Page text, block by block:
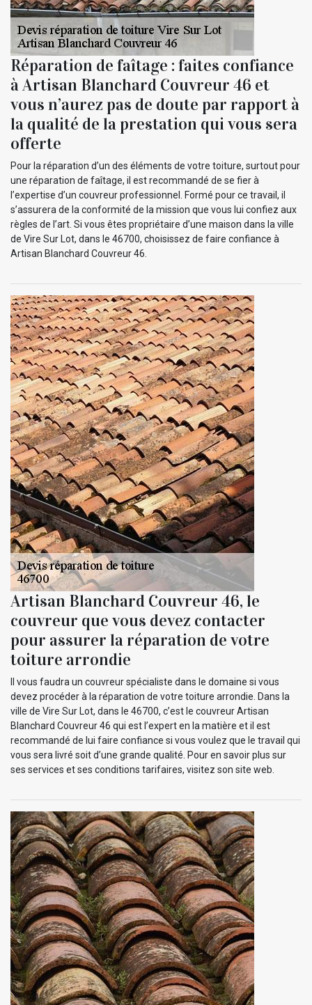
Réparation de faîtage : faites confiance
à Artisan Blanchard Couvreur 46 et
vous n’aurez pas de doute par rapport à
la qualité de la prestation qui vous sera
offerte
Pour la réparation d’un des éléments de votre toiture, surtout pour
une réparation de faîtage, il est recommandé de se fier à
l’expertise d’un couvreur professionnel. Formé pour ce travail, il
s’assurera de la conformité de la mission que vous lui confiez aux
règles de l’art. Si vous êtes propriétaire d’une maison dans la ville
de Vire Sur Lot, dans le 46700, choisissez de faire confiance à
Artisan Blanchard Couvreur 46.
Artisan Blanchard Couvreur 46, le
couvreur que vous devez contacter
pour assurer la réparation de votre
toiture arrondie
Il vous faudra un couvreur spécialiste dans le domaine si vous
devez procéder à la réparation de votre toiture arrondie. Dans la
ville de Vire Sur Lot, dans le 46700, c’est le couvreur Artisan
Blanchard Couvreur 46 qui est l’expert en la matière et il est
recommandé de lui faire confiance si vous voulez que le travail qui
vous sera livré soit d’une grande qualité. Pour en savoir plus sur
ses services et ses conditions tarifaires, visitez son site web.